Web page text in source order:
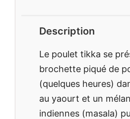
Description
Le poulet tikka se
brochette piqué de
(quelques heures)
au yaourt et un
indiennes (masala)